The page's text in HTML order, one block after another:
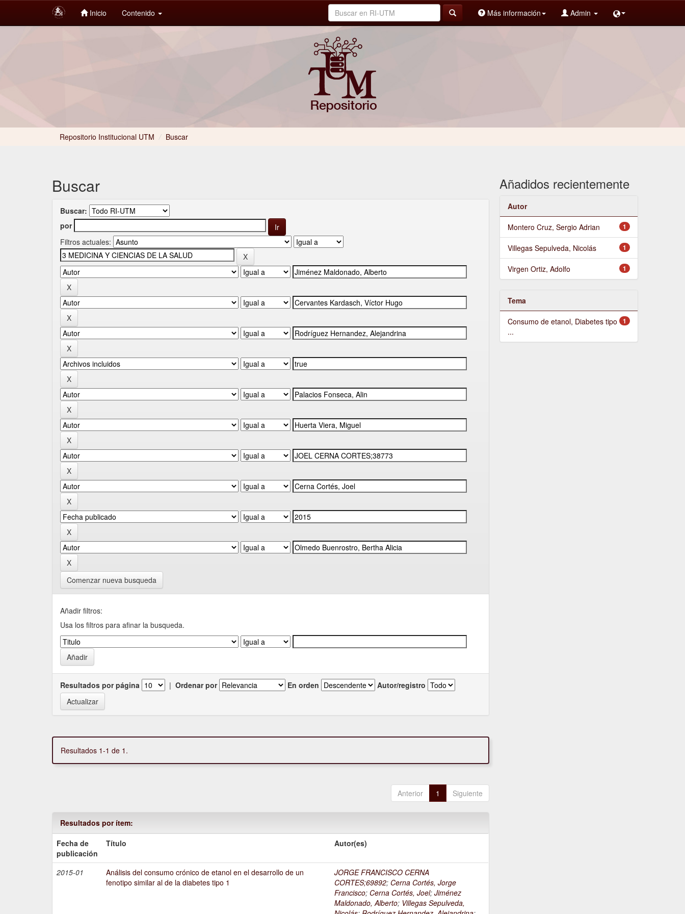
Inicio Contenido Más información Admin
Repositorio Institucional UTM / Buscar
Buscar
Buscar:
por
Filtros actuales:
Comenzar nueva busqueda
Añadir filtros:
Usa los filtros para afinar la busqueda.
Resultados por página | Ordenar por En orden Autor/registro
Resultados 1-1 de 1.
Anterior 1 Siguiente
Resultados por ítem:
Fecha de
publicación
Título Autor(es)
2015-01
Análisis del consumo crónico de etanol en el desarrollo de un
fenotipo similar al de la diabetes tipo 1
JORGE FRANCISCO CERNA
CORTES;69892; Cerna Cortés, Jorge
Francisco; Cerna Cortés, Joel;Jiménez
Maldonado, Alberto; Villegas Sepulveda,
Añadidos recientemente
Autor
1
Montero Cruz, Sergio Adrian
1
Villegas Sepulveda, Nicolás
1
Virgen Ortiz, Adolfo
Tema
1
Consumo de etanol, Diabetes tipo
...